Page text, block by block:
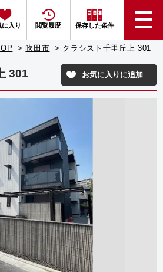
に入り 閲覧履歴 保存した条件
吹田市 クラシスト千里丘上 301
301 お気に入りに追加